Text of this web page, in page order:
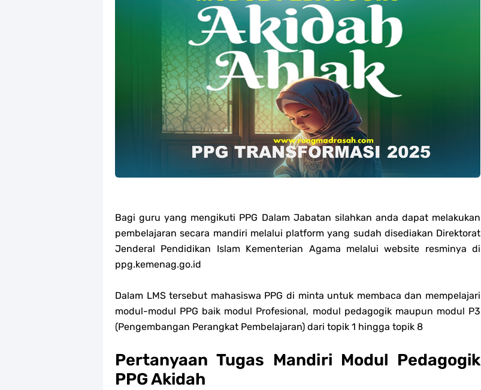
Jawaban Tugas Mandiri Dan Tugas Refleksi Modul Pedagogik Fiqih PPG 2025
Jawaban Tugas Mandiri Dan Tugas Refleksi Modul Pedagogik Akidah Akhlak PPG 2025
Jawaban Tugas Mandiri Dan Tugas Refleksi Modul Pedagogik Al-Qur'an Hadis PPG 2025
Soal OMI Geografi Terintegrasi Jenjang MA
Soal OMI Ekonomi Terintegrasi Jenjang MA
Soal OMI KIMIA Terintegrasi Jenjang MA
Unduh Buku Teks Utama (BTU) Mapel Akidah Akhlak Jenang MI, MTs Dan MA Tahun 2026
Bagi guru yang mengikuti PPG Dalam Jabatan silahkan anda dapat melakukan
pembelajaran secara mandiri melalui platform yang sudah disediakan Direktorat
Jenderal Pendidikan Islam Kementerian Agama melalui website resminya di
ppg.kemenag.go.id
Dalam LMS tersebut mahasiswa PPG di minta untuk membaca dan mempelajari
modul-modul PPG baik modul Profesional, modul pedagogik maupun modul P3
(Pengembangan Perangkat Pembelajaran) dari topik 1 hingga topik 8
Pertanyaan Tugas Mandiri Modul Pedagogik
PPG Akidah